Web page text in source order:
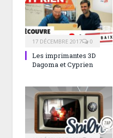
17 DÉCEMBRE 2017 0
Les imprimantes 3D
Dagoma et Cyprien